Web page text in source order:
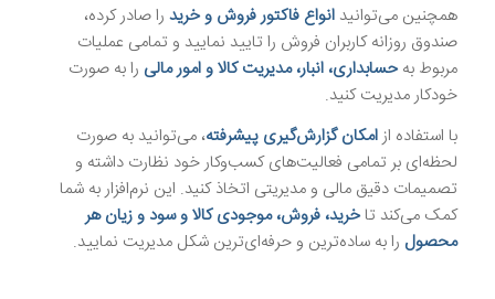
همچنین می‌توانید انواع فاکتور فروش و خریدرا صادر کرده،
صندوق روزانه کاربران فروش را تایید نمایید و تمامی عملیات
مربوط بهحسابداری، انبار، مدیریت کالا و امور مالی را به صورت
خودکار مدیریت کنید.
با استفاده ازامکان گزارش‌گیری پیشرفته، می‌توانید به صورت
لحظه‌ای بر تمامی فعالیت‌های کسب‌وکار خود نظارت داشته و
تصمیمات دقیق مالی و مدیریتی اتخاذ کنید. این نرم‌افزار به شما
کمک می‌کند تاخرید، فروش، موجودی کالا و سود و زیان هر
محصول را به ساده‌ترین و حرفه‌ای‌ترین شکل مدیریت نمایید.